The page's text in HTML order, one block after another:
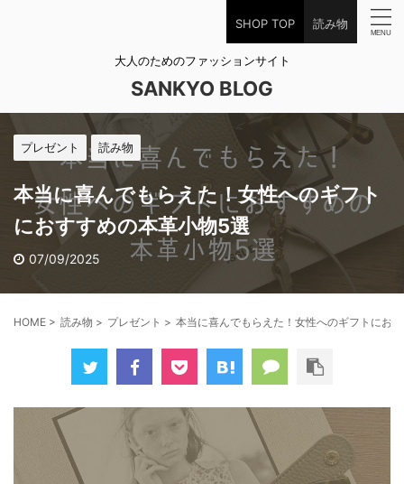
SHOP TOP 読み物
大人のためのファッションサイト
SANKYO BLOG
プレゼント 読み物
本当に喜んでもらえた！女性へのギフト
におすすめの本革小物5選
07/09/2025
HOME > 読み物 > プレゼント > 本当に喜んでもらえた！女性へのギフトにお